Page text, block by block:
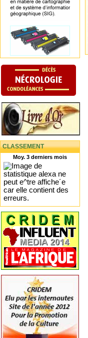
CLASSEMENT
Moy. 3 derniers mois